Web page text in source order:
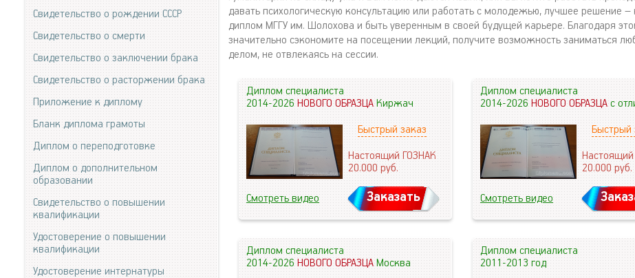
давать психологическую консультацию или работать с молодежью, лучшее решение –
диплом МГГУ им. Шолохова и быть уверенным в своей будущей карьере. Благодаря
значительно сэкономите на посещении лекций, получите возможность заниматься
делом, не отвлекаясь на сессии.
Диплом специалиста
2014-2026НОВОГО ОБРАЗЦАКиржач
Быстрый заказ
Настоящий ГОЗНАК
20.000руб.
Смотреть видео Заказать
Диплом специалиста
2014-2026НОВОГО ОБРАЗЦАс
Быстрый
20.000руб.
Смотреть видео
Диплом специалиста
2014-2026НОВОГО ОБРАЗЦАМосква
Диплом специалиста
2011-2013 год
Свидетельство о рождении СССР
Свидетельство о смерти
Свидетельство о заключении брака
Свидетельство о расторжении брака
Приложение к диплому
Бланк диплома грамоты
Диплом о переподготовке
Диплом о дополнительном
образовании
Свидетельство о повышении
квалификации
Удостоверение о повышении
квалификации
Удостоверение интернатуры